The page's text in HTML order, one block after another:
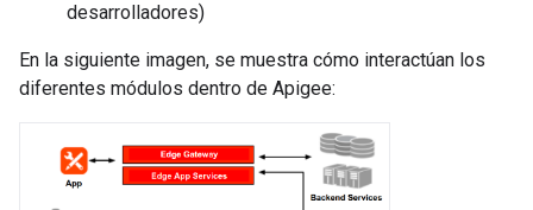
desarrolladores)
En la siguiente imagen, se muestra cómo interactúan los
diferentes módulos dentro de Apigee: